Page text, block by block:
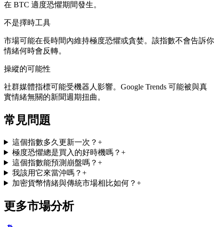
在 BTC 適度恐懼期間發生。
不是擇時工具
市場可能在長時間內維持極度恐懼或貪婪。該指數不會告訴你
情緒何時會反轉。
操縱的可能性
社群媒體指標可能受機器人影響。Google Trends 可能被與真
實情緒無關的新聞週期扭曲。
常見問題
這個指數多久更新一次？ +
極度恐懼總是買入的好時機嗎？ +
這個指數能預測崩盤嗎？ +
我該用它來當沖嗎？ +
加密貨幣情緒與傳統市場相比如何？ +
更多市場分析